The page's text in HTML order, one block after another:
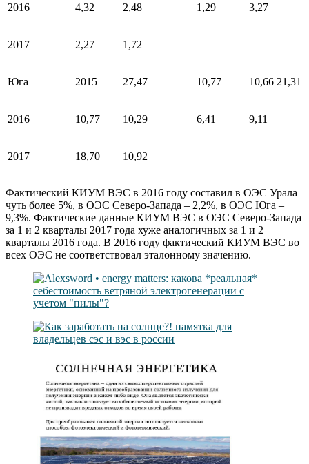
2016 4,32 2,48 1,29 3,27
2017 2,27 1,72
Юга 2015 27,47 10,77 10,66 21,31
2016 10,77 10,29 6,41 9,11
2017 18,70 10,92
Фактический КИУМ ВЭС в 2016 году составил в ОЭС Урала
чуть более 5%, в ОЭС Северо-Запада – 2,2%, в ОЭС Юга –
9,3%. Фактические данные КИУМ ВЭС в ОЭС Северо-Запада
за 1 и 2 кварталы 2017 года хуже аналогичных за 1 и 2
кварталы 2016 года. В 2016 году фактический КИУМ ВЭС во
всех ОЭС не соответствовал эталонному значению.